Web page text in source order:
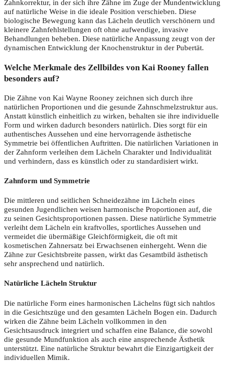
Zahnkorrektur, in der sich ihre Zähne im Zuge der Mundentwicklung
auf natürliche Weise in die ideale Position verschieben. Diese
biologische Bewegung kann das Lächeln deutlich verschönern und
kleinere Zahnfehlstellungen oft ohne aufwendige, invasive
Behandlungen beheben. Diese natürliche Anpassung zeugt von der
dynamischen Entwicklung der Knochenstruktur in der Pubertät.
Welche Merkmale des Zellbildes von Kai Rooney fallen
besonders auf?
Die Zähne von Kai Wayne Rooney zeichnen sich durch ihre
natürlichen Proportionen und die gesunde Zahnschmelzstruktur aus.
Anstatt künstlich einheitlich zu wirken, behalten sie ihre individuelle
Form und wirken dadurch besonders natürlich. Dies sorgt für ein
authentisches Aussehen und eine hervorragende ästhetische
Symmetrie bei öffentlichen Auftritten. Die natürlichen Variationen in
der Zahnform verleihen dem Lächeln Charakter und Individualität
und verhindern, dass es künstlich oder zu standardisiert wirkt.
Zahnform und Symmetrie
Die mittleren und seitlichen Schneidezähne im Lächeln eines
gesunden Jugendlichen weisen harmonische Proportionen auf, die
zu seinen Gesichtsproportionen passen. Diese natürliche Symmetrie
verleiht dem Lächeln ein kraftvolles, sportliches Aussehen und
vermeidet die übermäßige Gleichförmigkeit, die oft mit
kosmetischen Zahnersatz bei Erwachsenen einhergeht. Wenn die
Zähne zur Gesichtsbreite passen, wirkt das Gesamtbild ästhetisch
sehr ansprechend und natürlich.
Natürliche Lächeln Struktur
Die natürliche Form eines harmonischen Lächelns fügt sich nahtlos
in die Gesichtszüge und den gesamten Lächeln Bogen ein. Dadurch
wirken die Zähne beim Lächeln vollkommen in den
Gesichtsausdruck integriert und schaffen eine Balance, die sowohl
die gesunde Mundfunktion als auch eine ansprechende Ästhetik
unterstützt. Eine natürliche Struktur bewahrt die Einzigartigkeit der
individuellen Mimik.